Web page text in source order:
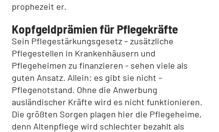
prophezeit er.
Kopfgeldprämien für Pflegekräfte
Sein Pflegestärkungsgesetz – zusätzliche
Pflegestellen in Krankenhäusern und
Pflegeheimen zu finanzieren - sehen viele als
guten Ansatz. Allein: es gibt sie nicht –
Pflegenotstand. Ohne die Anwerbung
ausländischer Kräfte wird es nicht funktionieren.
Die größten Sorgen plagen hier die Pflegeheime,
denn Altenpflege wird schlechter bezahlt als